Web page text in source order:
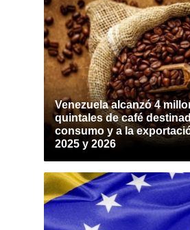
Venezuela alcanzó 4
quintales de café
consumo y a la
2025 y 2026